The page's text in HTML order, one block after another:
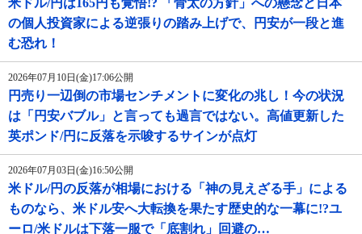
米ドル/円は165円も覚悟!? 「骨太の方針」への懸念と日本
の個人投資家による逆張りの踏み上げで、円安が一段と進
む恐れ！
2026年07月10日(金)17:06公開
円売り一辺倒の市場センチメントに変化の兆し！今の状況
は「円安バブル」と言っても過言ではない。高値更新した
英ポンド/円に反落を示唆するサインが点灯
2026年07月03日(金)16:50公開
米ドル/円の反落が相場における「神の見えざる手」による
ものなら、米ドル安へ大転換を果たす歴史的な一幕に!?ユ
ーロ/米ドルは下落一服で「底割れ」回避の…